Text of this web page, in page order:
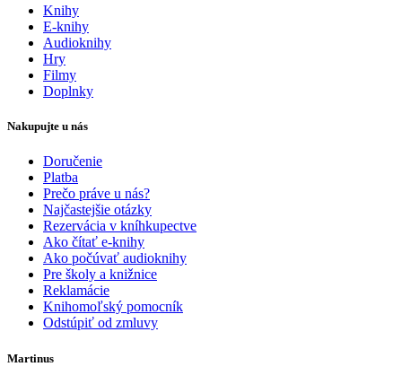
Knihy
E-knihy
Audioknihy
Hry
Filmy
Doplnky
Nakupujte u nás
Doručenie
Platba
Prečo práve u nás?
Najčastejšie otázky
Rezervácia v kníhkupectve
Ako čítať e-knihy
Ako počúvať audioknihy
Pre školy a knižnice
Reklamácie
Knihomoľský pomocník
Odstúpiť od zmluvy
Martinus